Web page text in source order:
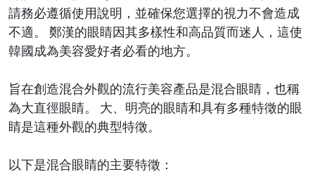
請務必遵循使用說明，並確保您選擇的視力不會造成
不適。 鄭漢的眼睛因其多樣性和高品質而迷人，這使
韓國成為美容愛好者必看的地方。
旨在創造混合外觀的流行美容產品是混合眼睛，也稱
為大直徑眼睛。 大、明亮的眼睛和具有多種特徵的眼
睛是這種外觀的典型特徵。
以下是混合眼睛的主要特徵：